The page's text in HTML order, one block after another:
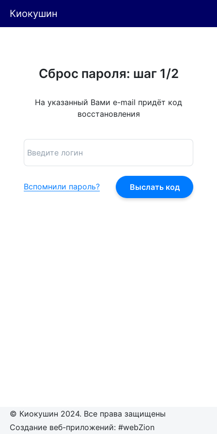
Киокушин
Сброс пароля: шаг 1/2
На указанный Вами e-mail придёт код
восстановления
Вспомнили пароль?
© Киокушин 2024. Все права защищены
Создание веб-приложений: #webZion